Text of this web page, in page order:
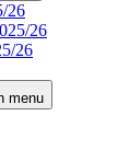
26
26
26
menu